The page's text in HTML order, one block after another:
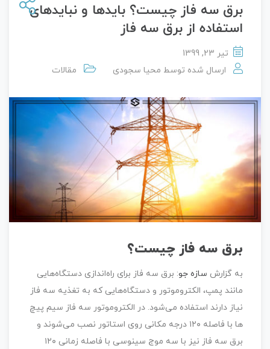
برق سه فاز چیست؟ بایدها و نبایدهای
استفاده از برق سه فاز
تیر 23, 1399
ارسال شده توسط محیا سجودی مقالات
برق سه فاز چیست؟
به گزارش سازه جو: برق سه فاز برای راه‌اندازی دستگاه‌هایی
مانند پمپ، الکتروموتور و دستگاه‌هایی که به تغذیه سه فاز
نیاز دارند استفاده می‌شود. در الکتروموتور سه فاز سیم پیچ
ها با فاصله ۱۲۰ درجه مکانی روی استاتور نصب می‌شوند و
برق سه فاز نیز با سه موج سینوسی با فاصله زمانی ۱۲۰